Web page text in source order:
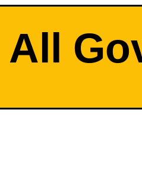
All